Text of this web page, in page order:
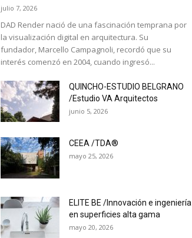
julio 7, 2026
DAD Render nació de una fascinación temprana por
la visualización digital en arquitectura. Su
fundador, Marcello Campagnoli, recordó que su
interés comenzó en 2004, cuando ingresó...
QUINCHO-ESTUDIO BELGRANO
/Estudio VA Arquitectos
junio 5, 2026
CEEA /TDA®
mayo 25, 2026
ELITE BE /Innovación e ingeniería
en superficies alta gama
mayo 20, 2026